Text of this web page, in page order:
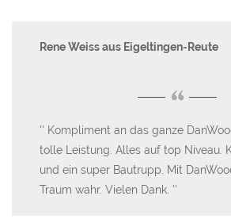
Rene Weiss aus Eigeltingen-Reute
“
Kompliment an das ganze
tolle Leistung. Alles auf top Niveau.
und ein super Bautrupp. Mit
Traum wahr. Vielen Dank.